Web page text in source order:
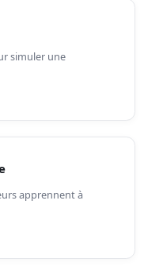
simuler une
apprennent à